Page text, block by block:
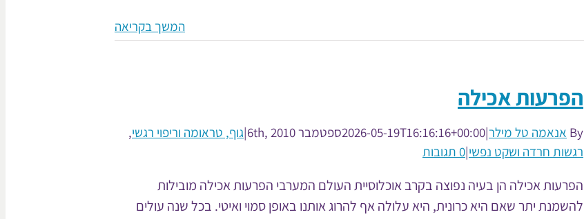
המשך בקריאה
הפרעות אכילה
By אנאמה טל מילר|
2026-05-19T16:16:16+00:00ספטמבר 6th, 2010 |גוף, טראומה וריפוי רגשי,
רגשות חרדה ושקט נפשי|0 תגובות
הפרעות אכילה הן בעיה נפוצה בקרב אוכלוסיית העולם המערבי הפרעות אכילה מובילות
להשמנת יתר שאם היא כרונית, היא עלולה אף להרוג אותנו באופן סמוי ואיטי. בכל שנה עולים